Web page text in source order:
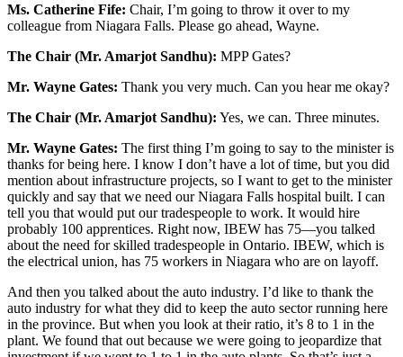
Ms. Catherine Fife: Chair, I’m going to throw it over to my
colleague from Niagara Falls. Please go ahead, Wayne.
The Chair (Mr. Amarjot Sandhu): MPP Gates?
Mr. Wayne Gates: Thank you very much. Can you hear me okay?
The Chair (Mr. Amarjot Sandhu): Yes, we can. Three minutes.
Mr. Wayne Gates: The first thing I’m going to say to the minister is
thanks for being here. I know I don’t have a lot of time, but you did
mention about infrastructure projects, so I want to get to the minister
quickly and say that we need our Niagara Falls hospital built. I can
tell you that would put our tradespeople to work. It would hire
probably 100 apprentices. Right now, IBEW has 75—you talked
about the need for skilled tradespeople in Ontario. IBEW, which is
the electrical union, has 75 workers in Niagara who are on layoff.
And then you talked about the auto industry. I’d like to thank the
auto industry for what they did to keep the auto sector running here
in the province. But when you look at their ratio, it’s 8 to 1 in the
plant. We found that out because we were going to jeopardize that